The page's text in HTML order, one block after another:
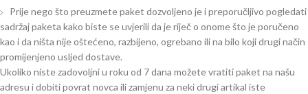
Prije nego što preuzmete paket dozvoljeno je i preporučljivo pogledati
sadržaj paketa kako biste se uvjerili da je riječ o onome što je poručeno
kao i da ništa nije oštećeno, razbijeno, ogrebano ili na bilo koji drugi način
promijenjeno usljed dostave.
Ukoliko niste zadovoljni u roku od 7 dana možete vratiti paket na našu
adresu i dobiti povrat novca ili zamjenu za neki drugi artikal iste